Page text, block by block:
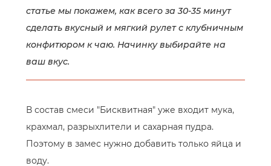
статье мы покажем, как всего за 30-35 минут
сделать вкусный и мягкий рулет с клубничным
конфитюром к чаю. Начинку выбирайте на
ваш вкус.
В состав смеси "Бисквитная" уже входит мука,
крахмал, разрыхлители и сахарная пудра.
Поэтому в замес нужно добавить только яйца и
воду.